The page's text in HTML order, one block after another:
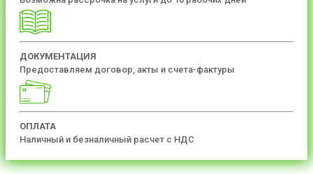
ДОКУМЕНТАЦИЯ
Предоставляем договор, акты и счета-фактуры
ОПЛАТА
Наличный и безналичный расчет с НДС